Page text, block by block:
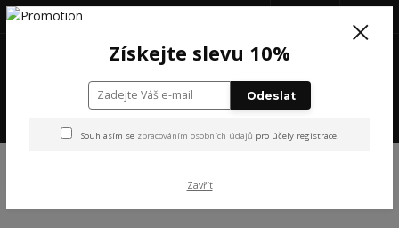
+420 777 199 652
Získejte slevu 10%
Odeslat
Souhlasím se zpracováním osobních údajů pro účely registrace.
Zavřít